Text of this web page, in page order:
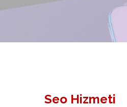
Seo Hizmeti